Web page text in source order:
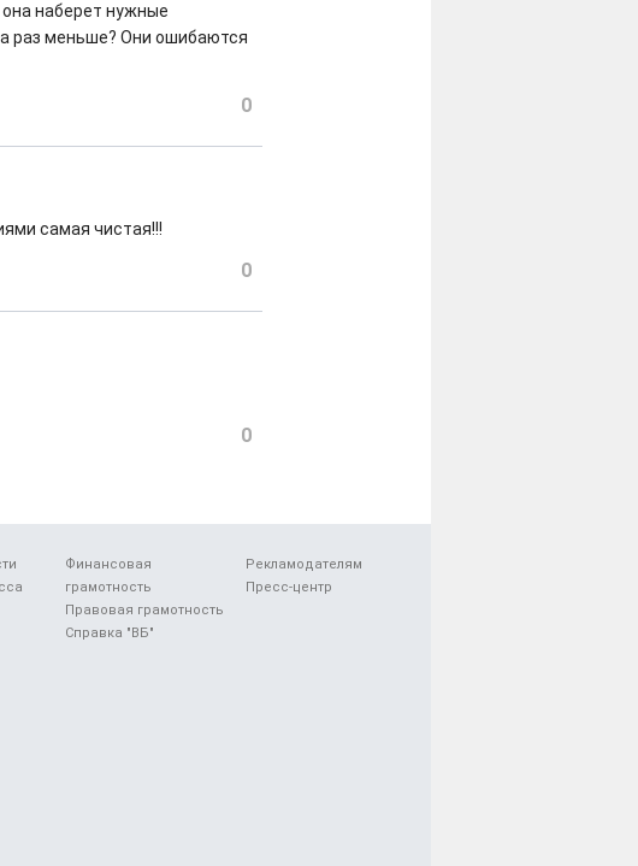
наберет нужные
раз меньше? Они ошибаются
0
самая чистая!!!
0
0
Финансовая
грамотность
Правовая грамотность
Справка "ВБ"
Рекламодателям
Пресс-центр